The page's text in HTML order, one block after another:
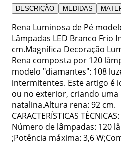
DESCRIÇÃO MEDIDAS
Rena Luminosa de Pé
Lâmpadas LED Branco
cm.Magnífica Decoração
Rena composta por 120
modelo "diamantes": 108
intermitentes. Este artigo é
ou no exterior, criando
natalina.Altura rena: 92 cm.
CARACTERÍSTICAS TÉCNICAS:
Número de lâmpadas: 120
;Potência máxima: 3,6